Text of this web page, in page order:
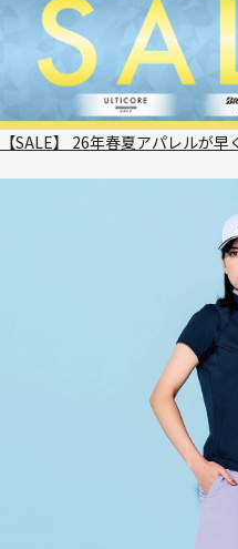
【SALE】 26年春夏アパレルが